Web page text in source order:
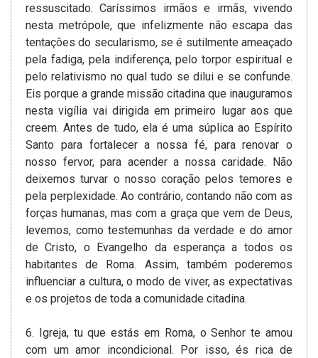
ressuscitado. Caríssimos irmãos e irmãs, vivendo
nesta metrópole, que infelizmente não escapa das
tentações do secularismo, se é sutilmente ameaçado
pela fadiga, pela indiferença, pelo torpor espiritual e
pelo relativismo no qual tudo se dilui e se confunde.
Eis porque a grande missão citadina que inauguramos
nesta vigília vai dirigida em primeiro lugar aos que
creem. Antes de tudo, ela é uma súplica ao Espírito
Santo para fortalecer a nossa fé, para renovar o
nosso fervor, para acender a nossa caridade. Não
deixemos turvar o nosso coração pelos temores e
pela perplexidade. Ao contrário, contando não com as
forças humanas, mas com a graça que vem de Deus,
levemos, como testemunhas da verdade e do amor
de Cristo, o Evangelho da esperança a todos os
habitantes de Roma. Assim, também poderemos
influenciar a cultura, o modo de viver, as expectativas
e os projetos de toda a comunidade citadina.
6. Igreja, tu que estás em Roma, o Senhor te amou
com um amor incondicional. Por isso, és rica de